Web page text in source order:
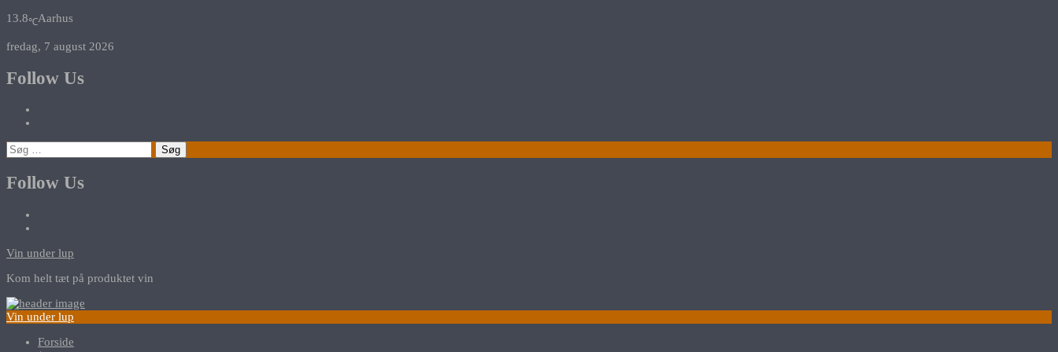
13.8℃Aarhus
fredag, 7 august 2026
Follow Us
Søg
efter:
Follow Us
Vin under lup
Kom helt tæt på produktet vin
Vin under lup
Forside